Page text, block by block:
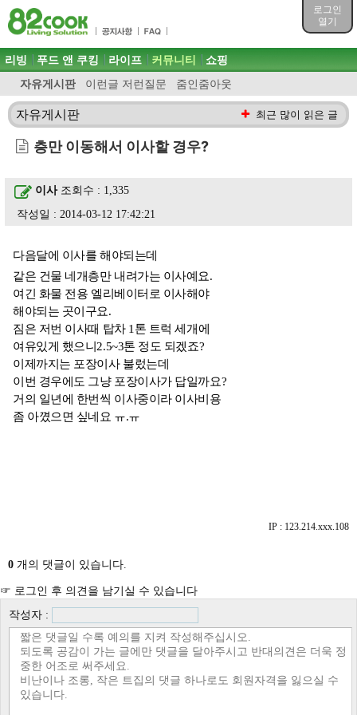
로그인
열기
목차
주메뉴 바로가기
컨텐츠 바로가기
검색 바로가기
로그인 바로가기
주메뉴
리빙 푸드 앤 쿠킹 라이프 커뮤니티
자유게시판 이런글 저런질문 줌인줌아웃
쇼핑
자유게시판 최근 많이 읽은 글
층만 이동해서 이사할 경우?
이사조회수 : 1,335
작성일 : 2014-03-12 17:42:21
다음달에 이사를 해야되는데
같은 건물 네개층만 내려가는 이사예요.
여긴 화물 전용 엘리베이터로 이사해야
해야되는 곳이구요.
짐은 저번 이사때 탑차 1톤 트럭 세개에
여유있게 했으니2.5~3톤 정도 되겠죠?
이제까지는 포장이사 불렀는데
이번 경우에도 그냥 포장이사가 답일까요?
거의 일년에 한번씩 이사중이라 이사비용
좀 아꼈으면 싶네요 ㅠ.ㅠ
IP : 123.214.xxx.108
0 개의 댓글이 있습니다.
☞ 로그인 후 의견을 남기실 수 있습니다
작성자 :